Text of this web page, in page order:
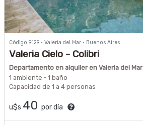
Código 9129 · Valeria del Mar · Buenos Aires
Valeria Cielo - Colibri
Departamento en alquiler en Valeria del Mar
1 ambiente · 1 baño
Capacidad de 1 a 4 personas
u$s 40 por día